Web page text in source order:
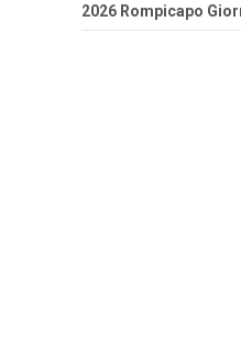
2026 Rompicapo